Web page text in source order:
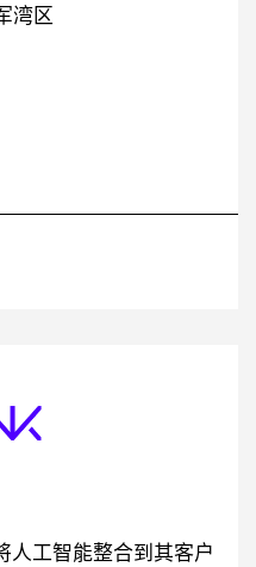
湾区
人工智能整合到其客户